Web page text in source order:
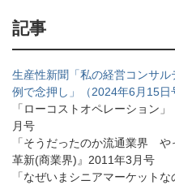
記事
生産性新聞「私の経営コンサ
例で念押し」（2024年6月15日
「ローコストオペレーション
月号
「そうだったのか流通業界
革新(商業界)』2011年3月号
「なぜいまシニアマーケット